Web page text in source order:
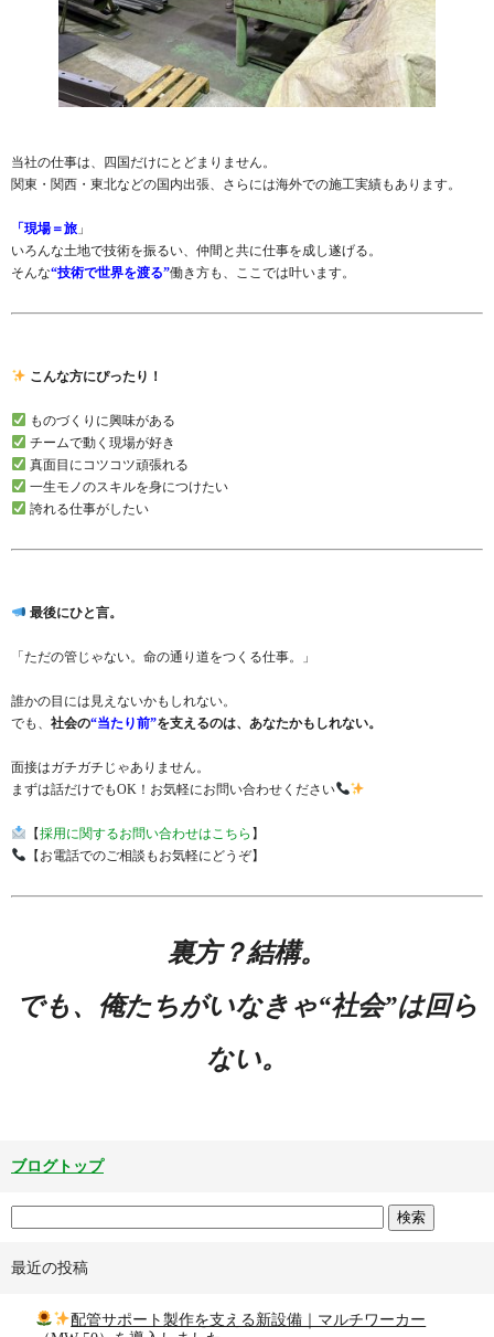
当社の仕事は、四国だけにとどまりません。
関東・関西・東北などの国内出張、さらには海外での施工実績もあります。
「現場＝旅 」
いろんな土地で技術を振るい、仲間と共に仕事を成し遂げる。
そんな“技術で世界を渡る”働き方も、ここでは叶います。
こんな方にぴったり！
ものづくりに興味がある
チームで動く現場が好き
真面目にコツコツ頑張れる
一生モノのスキルを身につけたい
誇れる仕事がしたい
最後にひと言。
「ただの管じゃない。命の通り道をつくる仕事。」
誰かの目には見えないかもしれない。
でも、 社会の“当たり前”を支えるのは、あなたかもしれない。
面接はガチガチじゃありません。
まずは話だけでもOK！お気軽にお問い合わせください
【採用に関するお問い合わせはこちら 】
【お電話でのご相談もお気軽にどうぞ】
裏方？結構。
でも、俺たちがいなきゃ“社会”は回ら
ない。
ブログトップ
最近の投稿
配管サポート製作を支える新設備｜マルチワーカー